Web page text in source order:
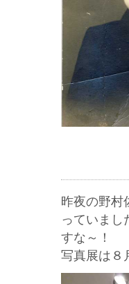
昨夜の野村
っていまし
すな～！
写真展は８